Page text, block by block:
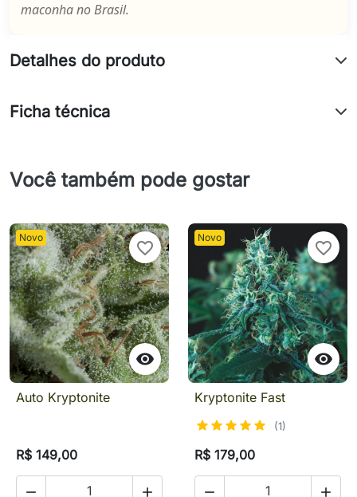
maconha no Brasil.
Detalhes do produto
Ficha técnica
Você também pode gostar
Novo

favorite_border
Auto Kryptonite
R$ 149,00
 
Novo

favorite_border
Kryptonite Fast
(1)
R$ 179,00
 